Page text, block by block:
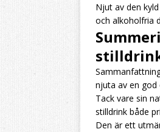
Njut av den
och alkoholfria
njuta av en god
Tack vare sin
stilldrink både
Den är ett